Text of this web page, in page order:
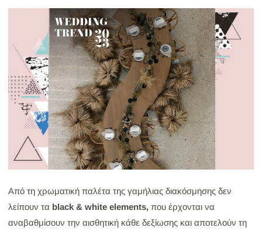
Από τη χρωματική παλέτα της γαμήλιας διακόσμησης δεν
λείπουν τα black & white elements, που έρχονται να
αναβαθμίσουν την αισθητική κάθε δεξίωσης και αποτελούν τη